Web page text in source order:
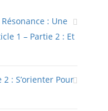
: Une
1 – Partie 2 : Et
: S’orienter Pour